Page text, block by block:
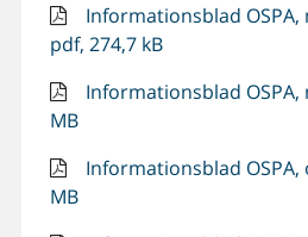
Informationsblad
pdf, 274,7 kB
Informationsblad OSPA,
MB
Informationsblad
MB